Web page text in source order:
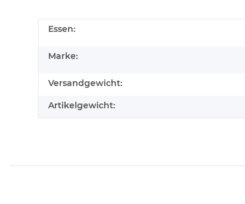
Essen:
Marke:
Versandgewicht:
Artikelgewicht: